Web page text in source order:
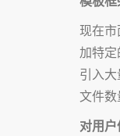
现在
加特
引入
文件数
对用